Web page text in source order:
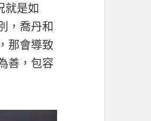
就是如
，喬丹和
那會導致
善，包容